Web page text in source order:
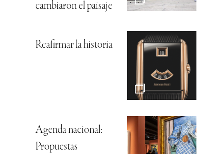
cambiaron el paisaje
Reafirmar la historia
Agenda nacional:
Propuestas